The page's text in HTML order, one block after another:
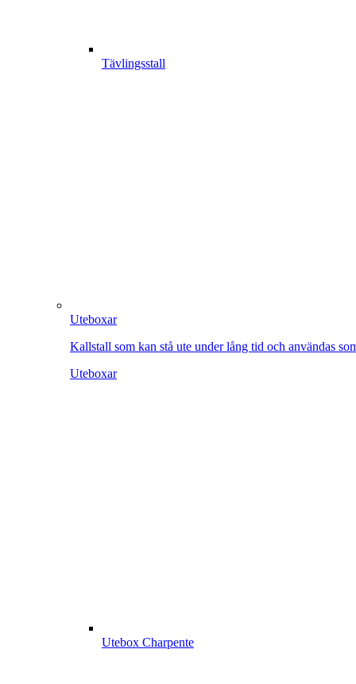
Tävlingsstall
Uteboxar
Kallstall som kan stå ute under lång tid och användas
Uteboxar
Utebox Charpente